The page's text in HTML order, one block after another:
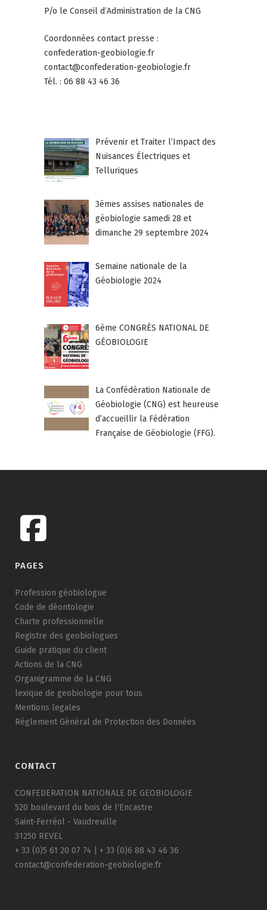
P/o le Conseil d’Administration de la CNG
Coordonnées contact presse :
confederation-geobiologie.fr
contact@confederation-geobiologie.fr
Tél. : 06 88 43 46 36
Prévenir et Traiter l’Impact des
Nuisances Électriques et
Telluriques
3èmes assises nationales de
géobiologie samedi 28 et
dimanche 29 septembre 2024
Semaine nationale de la
Géobiologie 2024
6ème CONGRÈS NATIONAL DE
GÉOBIOLOGIE
La Confédération Nationale de
Géobiologie (CNG) est heureuse
d’accueillir la Fédération
Française de Géobiologie (FFG).
PAGES
Profession géobiologue
Code de déontologie
Charte professionnelle
Registre des geobiologues
Guide pratique du client
Actions de la CNG
Organigramme de la CNG
lexique de geobiologie pour tous
Mentions legales
Règlement Général de Protection des Données
CONTACT
CONFEDERATION NATIONALE DE GEOBIOLOGIE
520 boulevard du bois de l'Encastre
Saint-Ferréol - Vaudreuille
31250 REVEL
+ 33 (0)5 61 20 07 74 | + 33 (0)6 88 43 46 36
contact@confederation-geobiologie.fr